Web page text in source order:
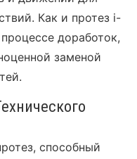
Как и протез i-
доработок,
заменой
способный